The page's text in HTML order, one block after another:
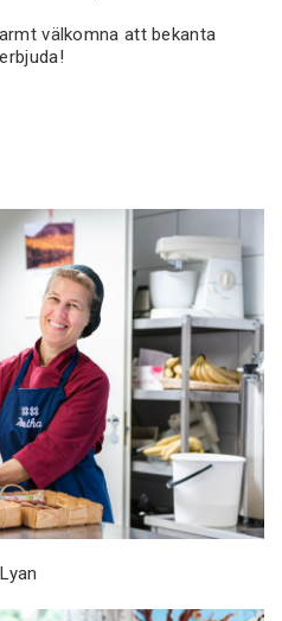
välkomna att bekanta